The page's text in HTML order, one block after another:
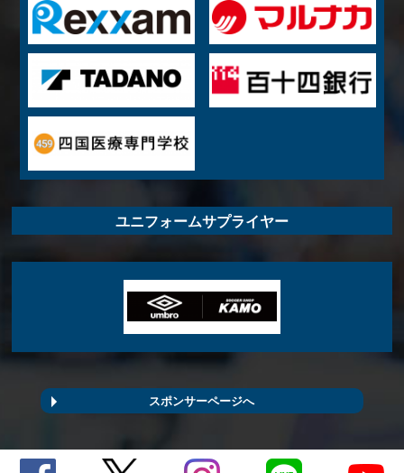
ユニフォームサプライヤー
スポンサーページへ